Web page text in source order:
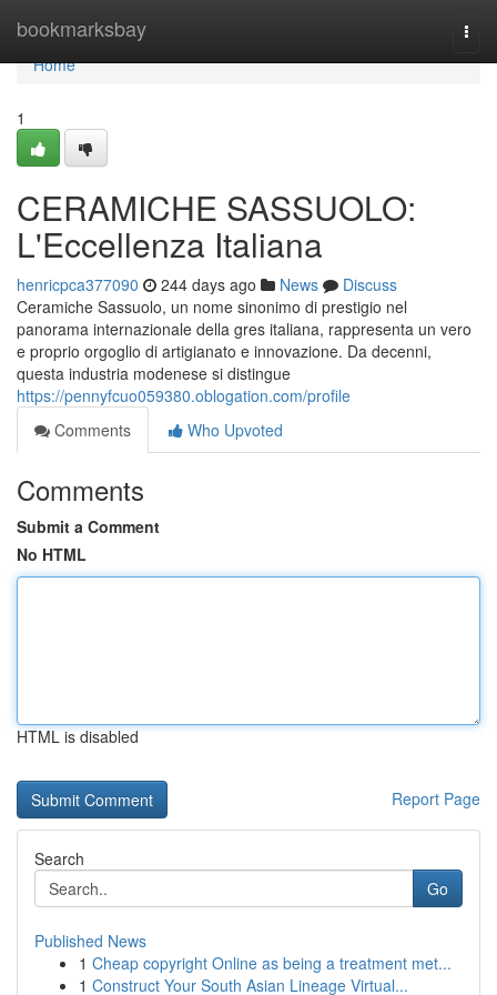
bookmarksbay
Home
Home
1
CERAMICHE SASSUOLO:
L'Eccellenza Italiana
henricpca377090 244 days ago News
Discuss
Ceramiche Sassuolo, un nome sinonimo di prestigio nel
panorama internazionale della gres italiana, rappresenta un vero
e proprio orgoglio di artigianato e innovazione. Da decenni,
questa industria modenese si distingue
https://pennyfcuo059380.oblogation.com/profile
Comments
Who Upvoted
Comments
Submit a Comment
No HTML
HTML is disabled
Report Page
Search
Go
Published News
1 Cheap copyright Online as being a treatment met...
1 Construct Your South Asian Lineage Virtual...